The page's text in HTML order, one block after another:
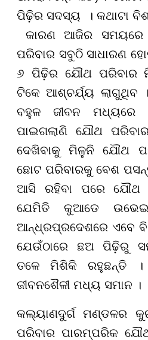
ପିଢ଼ିର ସଦସ୍ୟ
। କଥାଟା
କାରଣ ଆଜିର
ପରିବାର ସବୁଠି ସାଧାରଣ
୬ ପିଢ଼ିର ଯୌଥ ପରିବାର
ଟିକେ ଆଶ୍ଚର୍ଯ୍ୟ ଲାଗୁଥିବ
।
ବହୁଳ ଜୀବନ ମଧ୍ୟରେ
ପାଇଗଲାଣି ଯୌଥ
ଦେଖିବାକୁ ମିଳୁନି ଯୌଥ
ଛୋଟ ପରିବାରକୁ ବେଶ
ଆସି ରହିବା ପରେ ଯୌଥ
ଯେମିତି କୁଆଡେ
ଆନ୍ଧ୍ରପ୍ରଦେଶରେ ଏବେ ବି
ଯେଉଁଠାରେ ଛଅ ପିଢ଼ିରୁ
ତଳେ ମିଶିକି ରହୁଛନ୍ତି
।
ଜୀବନଶୈଳୀ ମଧ୍ୟ ସମାନ ।
କଲ୍ୟାଣଦୁର୍ଗ ମଣ୍ଡଳର
ପରିବାର ପାରମ୍ପରିକ